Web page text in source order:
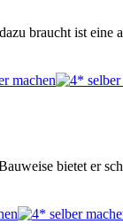
braucht ist
bietet er